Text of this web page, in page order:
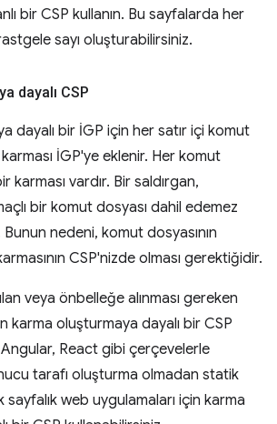
bir CSP kullanın. Bu sayfalarda her
sayı oluşturabilirsiniz.
dayalı CSP
dayalı bir İGP için her satır içi komut
İGP'ye eklenir. Her komut
karması vardır. Bir saldırgan,
bir komut dosyası dahil edemez
Bunun nedeni, komut dosyasının
CSP'nizde olması gerektiğidir.
veya önbelleğe alınması gereken
karma oluşturmaya dayalı bir CSP
Angular, React gibi çerçevelerle
tarafı oluşturma olmadan statik
web uygulamaları için karma